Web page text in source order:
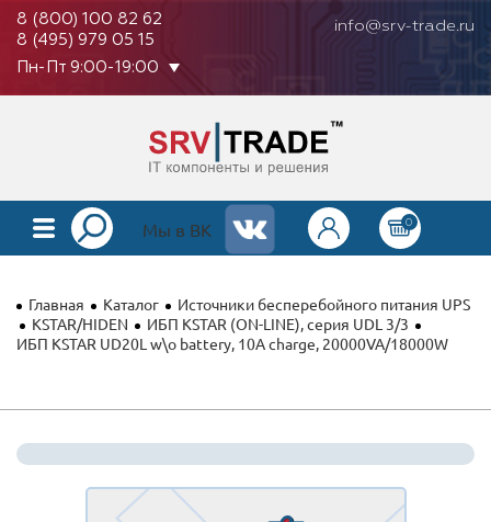
8 (800) 100 82 62
8 (495) 979 05 15
info@srv-trade.ru
Пн-Пт 9:00-19:00
КАТАЛОГ
ОПЛАТА
КОНТАКТЫ
Мы в ВК 0
Главная Каталог
Источники бесперебойного питания UPS
KSTAR/HIDEN
ИБП KSTAR (ON-LINE), серия UDL 3/3
ИБП KSTAR UD20L w\o battery, 10A charge, 20000VA/18000W